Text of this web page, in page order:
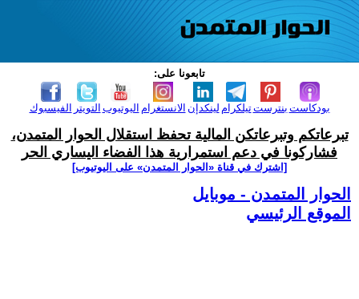
تابعونا على:
الفيسبوك التويتر اليوتيوب الانستغرام لينكدإن تيلكرامبنترست بودكاست
تبرعاتكم وتبرعاتكن المالية تحفظ استقلال الحوار المتمدن،
فشاركونا في دعم استمرارية هذا الفضاء اليساري الحر
[اشترك في قناة ‫«الحوار المتمدن» على اليوتيوب]
الحوار المتمدن - موبايل
الموقع الرئيسي